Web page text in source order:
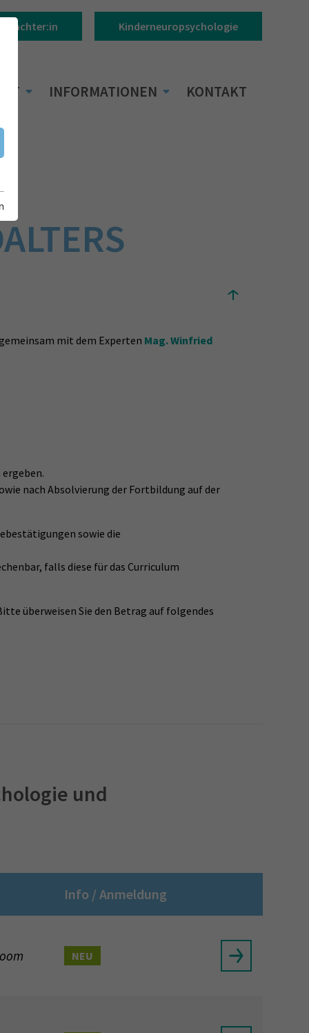
mit dem Experten Mag. Winfried
nach Absolvierung der Fortbildung auf der
sowie die
falls diese für das Curriculum
überweisen Sie den Betrag auf folgendes
und
Info / Anmeldung
NEU
Kinderneuropsychologie
INFORMATIONEN KONTAKT